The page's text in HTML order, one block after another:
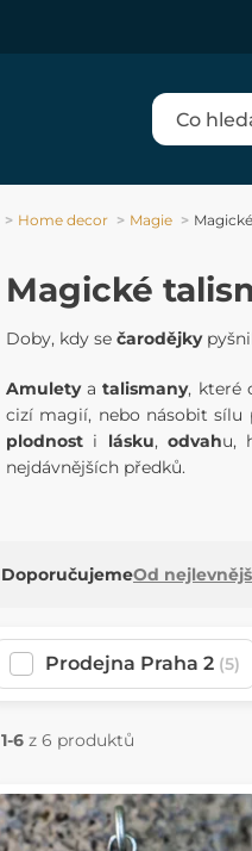
Home decor Magie
Magické
Doby, kdy se čarodějky
Amuletyatalismany, které
cizí magií, nebo násobit
plodnost i lásku, odvahu,
nejdávnějších předků.
DoporučujemeOd
Prodejna Praha 2 (5)
1-6 z 6 produktů